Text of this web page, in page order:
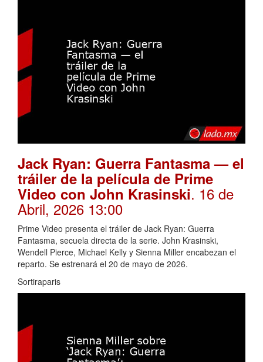
Jack Ryan: Guerra Fantasma — el
tráiler de la película de Prime
Video con John Krasinski. 16 de
Abril, 2026 13:00
Prime Video presenta el tráiler de Jack Ryan: Guerra
Fantasma, secuela directa de la serie. John Krasinski,
Wendell Pierce, Michael Kelly y Sienna Miller encabezan el
reparto. Se estrenará el 20 de mayo de 2026.
Sortiraparis